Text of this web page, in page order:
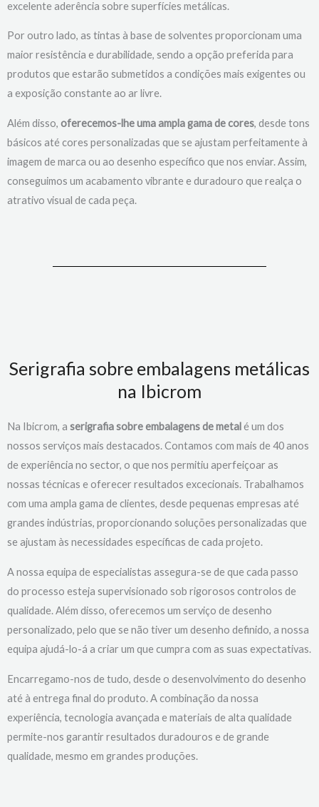
excelente aderência sobre superfícies metálicas.
Por outro lado, as tintas à base de solventes proporcionam uma
maior resistência e durabilidade, sendo a opção preferida para
produtos que estarão submetidos a condições mais exigentes ou
a exposição constante ao ar livre.
Além disso, oferecemos-lhe uma ampla gama de cores, desde tons
básicos até cores personalizadas que se ajustam perfeitamente à
imagem de marca ou ao desenho específico que nos enviar. Assim,
conseguimos um acabamento vibrante e duradouro que realça o
atrativo visual de cada peça.
Serigrafia sobre embalagens metálicas
na Ibicrom
Na Ibicrom, a serigrafia sobre embalagens de metalé um dos
nossos serviços mais destacados. Contamos com mais de 40 anos
de experiência no sector, o que nos permitiu aperfeiçoar as
nossas técnicas e oferecer resultados excecionais. Trabalhamos
com uma ampla gama de clientes, desde pequenas empresas até
grandes indústrias, proporcionando soluções personalizadas que
se ajustam às necessidades específicas de cada projeto.
A nossa equipa de especialistas assegura-se de que cada passo
do processo esteja supervisionado sob rigorosos controlos de
qualidade. Além disso, oferecemos um serviço de desenho
personalizado, pelo que se não tiver um desenho definido, a nossa
equipa ajudá-lo-á a criar um que cumpra com as suas expectativas.
Encarregamo-nos de tudo, desde o desenvolvimento do desenho
até à entrega final do produto. A combinação da nossa
experiência, tecnologia avançada e materiais de alta qualidade
permite-nos garantir resultados duradouros e de grande
qualidade, mesmo em grandes produções.